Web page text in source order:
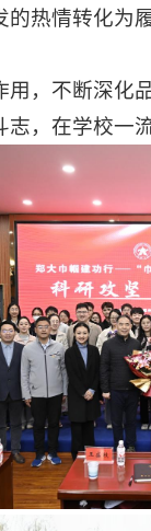
热情转化
，不断深化
，在学校一